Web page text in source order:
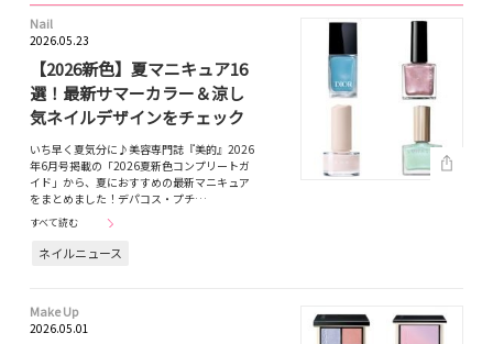
Nail
2026.05.23
【2026新色】夏マニキュア16
選！最新サマーカラー＆涼し
気ネイルデザインをチェック
いち早く夏気分に♪美容専門誌『美的』2026
年6月号掲載の「2026夏新色コンプリートガ
イド」から、夏におすすめの最新マニキュア
をまとめました！デパコス・プチ…
すべて読む
ネイルニュース
Make Up
2026.05.01